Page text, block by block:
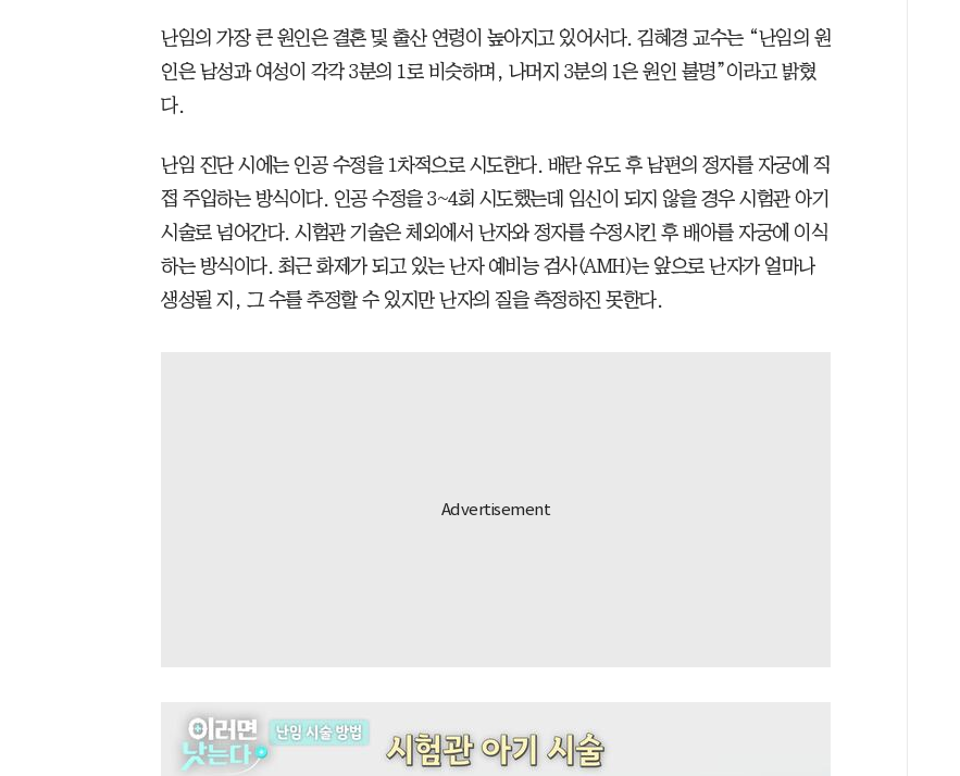
난임의 가장 큰 원인은 결혼 및 출산 연령이 높아지고 있어서다. 김혜경 교수는 “난임의 원
인은 남성과 여성이 각각 3분의 1로 비슷하며, 나머지 3분의 1은 원인 불명”이라고 밝혔
다.
난임 진단 시에는 인공 수정을 1차적으로 시도한다. 배란 유도 후 남편의 정자를 자궁에 직
접 주입하는 방식이다. 인공 수정을 3~4회 시도했는데 임신이 되지 않을 경우 시험관 아기
시술로 넘어간다. 시험관 기술은 체외에서 난자와 정자를 수정시킨 후 배아를 자궁에 이식
하는 방식이다. 최근 화제가 되고 있는 난자 예비능 검사(AMH)는 앞으로 난자가 얼마나
생성될 지, 그 수를 추정할 수 있지만 난자의 질을 측정하진 못한다.